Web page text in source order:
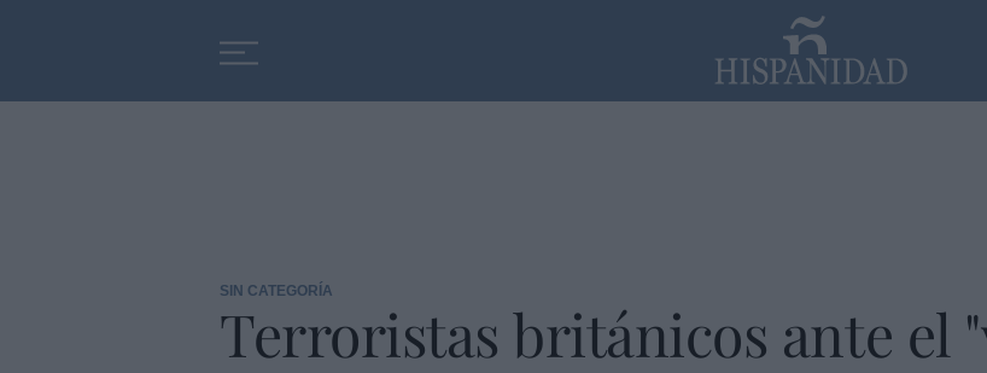
SIN CATEGORÍA
Terroristas británicos ante el